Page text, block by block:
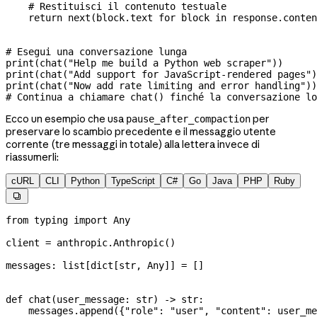
    # Restituisci il contenuto testuale
    return
next (block.text for block in
# Esegui una conversazione lunga
print (chat( "Help me build a Python web scraper"))
print (chat( "Add support for JavaScript-rendered pages"
print (chat( "Now add rate limiting and error handling"))
# Continua a chiamare chat() finché la conversazione
Ecco un esempio che usa pause_after_compactionper
preservare lo scambio precedente e il messaggio utente
corrente (tre messaggi in totale) alla lettera invece di
riassumerli:
cURL CLI Python TypeScript C# Go Java PHP Ruby

from typing import Any
client = anthropic.Anthropic()
messages: list[dict[str, Any]] = []
def chat (user_message: str) -> str:
    messages.append({
"role" : "user" , "content" :